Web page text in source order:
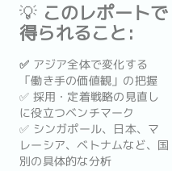
💡 このレポートで
得られること:
✅ アジア全体で変化する
「働き手の価値観」の把握
✅ 採用・定着戦略の見直し
に役立つベンチマーク
✅ シンガポール、日本、マ
レーシア、ベトナムなど、国
別の具体的な分析